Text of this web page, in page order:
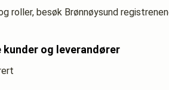
roller, besøk Brønnøysund
og leverandører